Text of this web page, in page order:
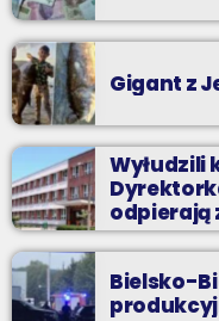
Gigant z
Wyłudzili
odpierają
Bielsko-